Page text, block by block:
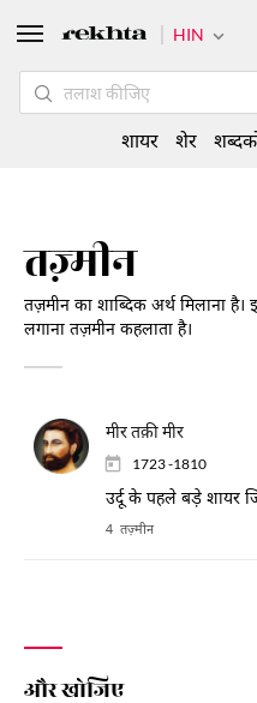
तज़्मीन
तज़मीन का शाब्दिक अर्थ मिलाना
लगाना तज़मीन कहलाता है।
मीर तक़ी मीर
1723 -1810
उर्दू के पहले बड़े शायर
4 तज़्मीन
और खोजिए
HIN
शायर शेर